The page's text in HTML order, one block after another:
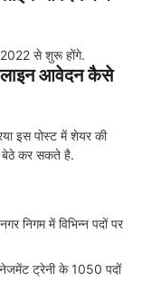
से शुरू होंगे.
आवेदन कैसे
इस पोस्ट में शेयर की
बेठे कर सकते है.
में विभिन्न पदों पर
ट्रेनी के 1050 पदों